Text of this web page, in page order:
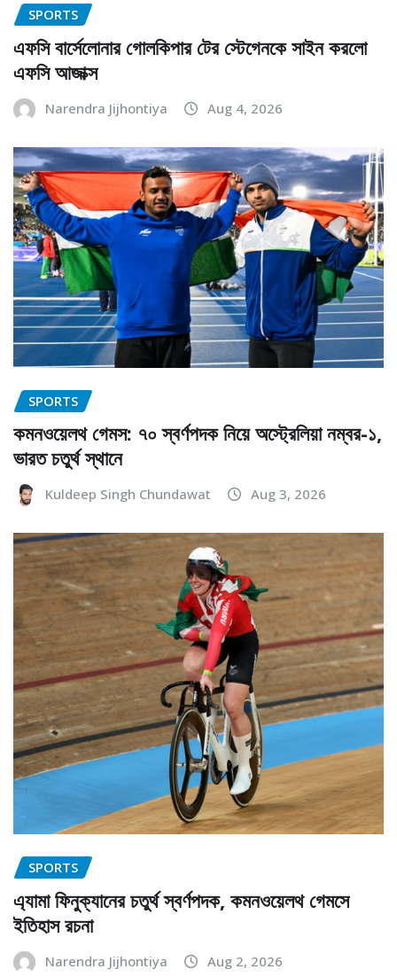
SPORTS
এফসি বার্সেলোনার গোলকিপার টের স্টেগেনকে সাইন করলো
এফসি আজাক্স
Narendra Jijhontiya Aug 4, 2026
SPORTS
কমনওয়েলথ গেমস: ৭০ স্বর্ণপদক নিয়ে অস্ট্রেলিয়া নম্বর-১,
ভারত চতুর্থ স্থানে
Kuldeep Singh Chundawat Aug 3, 2026
SPORTS
এ্যামা ফিনুক্যানের চতুর্থ স্বর্ণপদক, কমনওয়েলথ গেমসে
ইতিহাস রচনা
Narendra Jijhontiya Aug 2, 2026